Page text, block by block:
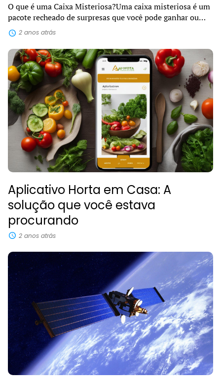
O que é uma Caixa Misteriosa?Uma caixa misteriosa é um
pacote recheado de surpresas que você pode ganhar ou
comprar e receber diretamente na sua casa. Dentro dela,
podem estar escondidos diver...
2 anos atrás
Aplicativo Horta em Casa: A
solução que você estava
procurando
2 anos atrás